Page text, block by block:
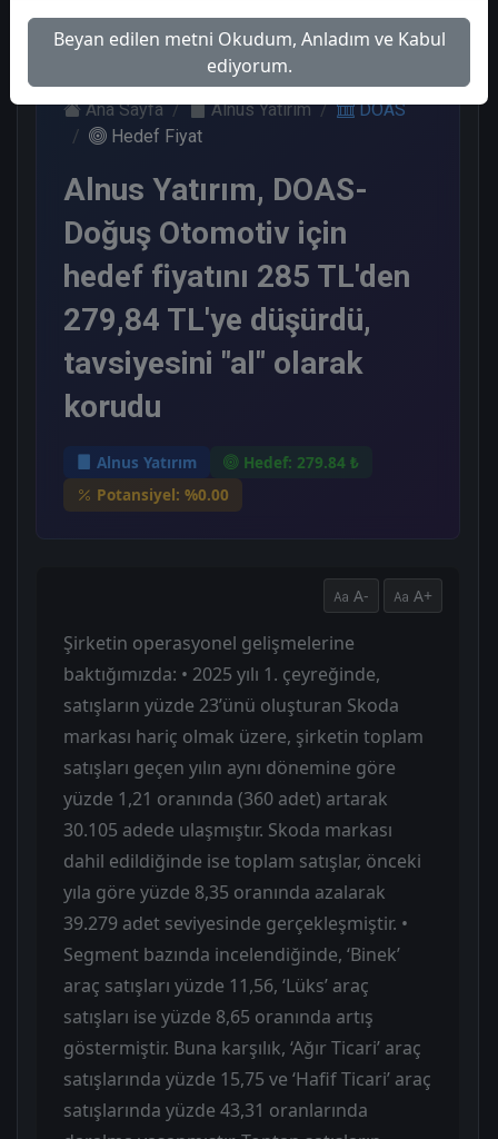
Çarşamba, 14 Mayıs 2025
Ana Sayfa Alnus Yatırım
DOAS
Hedef Fiyat
Alnus Yatırım, DOAS-
Doğuş Otomotiv için
hedef fiyatını 285 TL'den
279,84 TL'ye düşürdü,
tavsiyesini "al" olarak
korudu
Alnus Yatırım
Hedef: 279.84 ₺
Potansiyel: %0.00
A- A+
Şirketin operasyonel gelişmelerine
baktığımızda: • 2025 yılı 1. çeyreğinde,
satışların yüzde 23’ünü oluşturan Skoda
markası hariç olmak üzere, şirketin toplam
satışları geçen yılın aynı dönemine göre
yüzde 1,21 oranında (360 adet) artarak
30.105 adede ulaşmıştır. Skoda markası
dahil edildiğinde ise toplam satışlar, önceki
yıla göre yüzde 8,35 oranında azalarak
39.279 adet seviyesinde gerçekleşmiştir. •
Segment bazında incelendiğinde, ‘Binek’
araç satışları yüzde 11,56, ‘Lüks’ araç
satışları ise yüzde 8,65 oranında artış
göstermiştir. Buna karşılık, ‘Ağır Ticari’ araç
satışlarında yüzde 15,75 ve ‘Hafif Ticari’ araç
satışlarında yüzde 43,31 oranlarında
Beyan edilen metni Okudum, Anladım ve Kabul
ediyorum.